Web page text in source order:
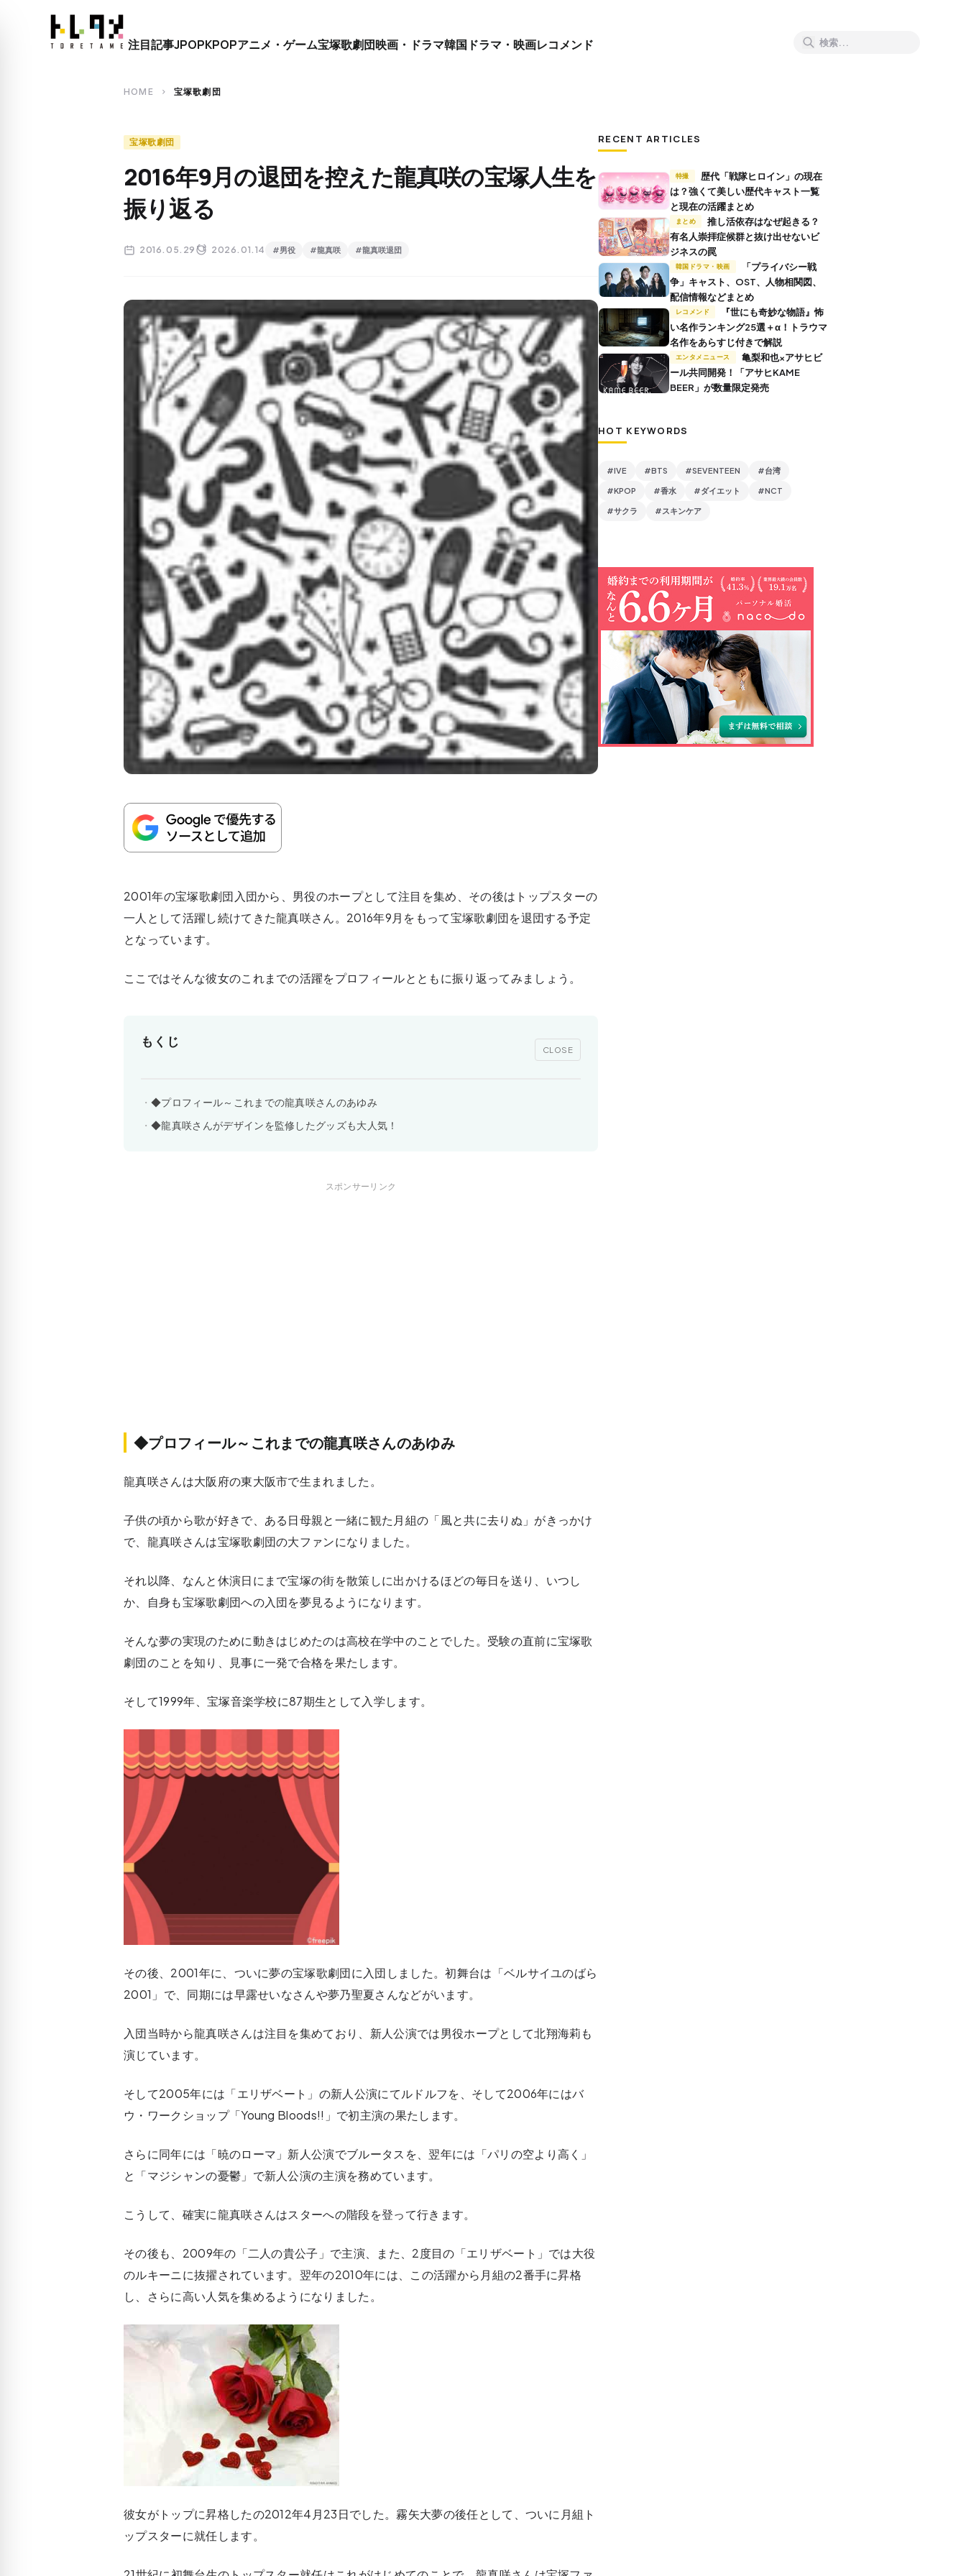
close
注目記事JPOPKPOPアニメ・ゲーム宝塚歌劇団映画・ドラマ韓国ドラマ・映画レコメンド
HOME chevron_right 宝塚歌劇団
宝塚歌劇団
2016年9月の退団を控えた龍真咲の宝塚人生を
振り返る
2016.05.29 2026.01.14 #男役 #龍真咲 #龍真咲退団
2001年の宝塚歌劇団入団から、男役のホープとして注目を集め、その後はトップスターの
一人として活躍し続けてきた龍真咲さん。2016年9月をもって宝塚歌劇団を退団する予定
となっています。
ここではそんな彼女のこれまでの活躍をプロフィールとともに振り返ってみましょう。
もくじ
CLOSE
◆プロフィール～これまでの龍真咲さんのあゆみ
◆龍真咲さんがデザインを監修したグッズも大人気！
スポンサーリンク
◆プロフィール～これまでの龍真咲さんのあゆみ
龍真咲さんは大阪府の東大阪市で生まれました。
子供の頃から歌が好きで、ある日母親と一緒に観た月組の「風と共に去りぬ」がきっかけ
で、龍真咲さんは宝塚歌劇団の大ファンになりました。
それ以降、なんと休演日にまで宝塚の街を散策しに出かけるほどの毎日を送り、いつし
か、自身も宝塚歌劇団への入団を夢見るようになります。
そんな夢の実現のために動きはじめたのは高校在学中のことでした。受験の直前に宝塚歌
劇団のことを知り、見事に一発で合格を果たします。
そして1999年、宝塚音楽学校に87期生として入学します。
その後、2001年に、ついに夢の宝塚歌劇団に入団しました。初舞台は「ベルサイユのばら
2001」で、同期には早露せいなさんや夢乃聖夏さんなどがいます。
入団当時から龍真咲さんは注目を集めており、新人公演では男役ホープとして北翔海莉も
演じています。
そして2005年には「エリザベート」の新人公演にてルドルフを、そして2006年にはバ
ウ・ワークショップ「Young Bloods!!」で初主演の果たします。
さらに同年には「暁のローマ」新人公演でブルータスを、翌年には「パリの空より高く」
と「マジシャンの憂鬱」で新人公演の主演を務めています。
こうして、確実に龍真咲さんはスターへの階段を登って行きます。
その後も、2009年の「二人の貴公子」で主演、また、2度目の「エリザベート」では大役
のルキーニに抜擢されています。翌年の2010年には、この活躍から月組の2番手に昇格
し、さらに高い人気を集めるようになりました。
彼女がトップに昇格したの2012年4月23日でした。霧矢大夢の後任として、ついに月組ト
ップスターに就任します。
RECENT ARTICLES
特撮
は？強くて美しい歴代キャスト一覧
と現在の活躍まとめ
まとめ
推し活依存はなぜ起きる？
有名人崇拝症候群と抜け出せないビ
ジネスの罠
韓国ドラマ・映画
争」キャスト、OST、人物相関図、
配信情報などまとめ
レコメンド
い名作ランキング25選＋α！トラウマ
名作をあらすじ付きで解説
エンタメニュース
ール共同開発！「アサヒKAME
BEER」が数量限定発売
HOT KEYWORDS
#IVE #BTS #SEVENTEEN #台湾
#KPOP #香水 #ダイエット #NCT
#サクラ #スキンケア